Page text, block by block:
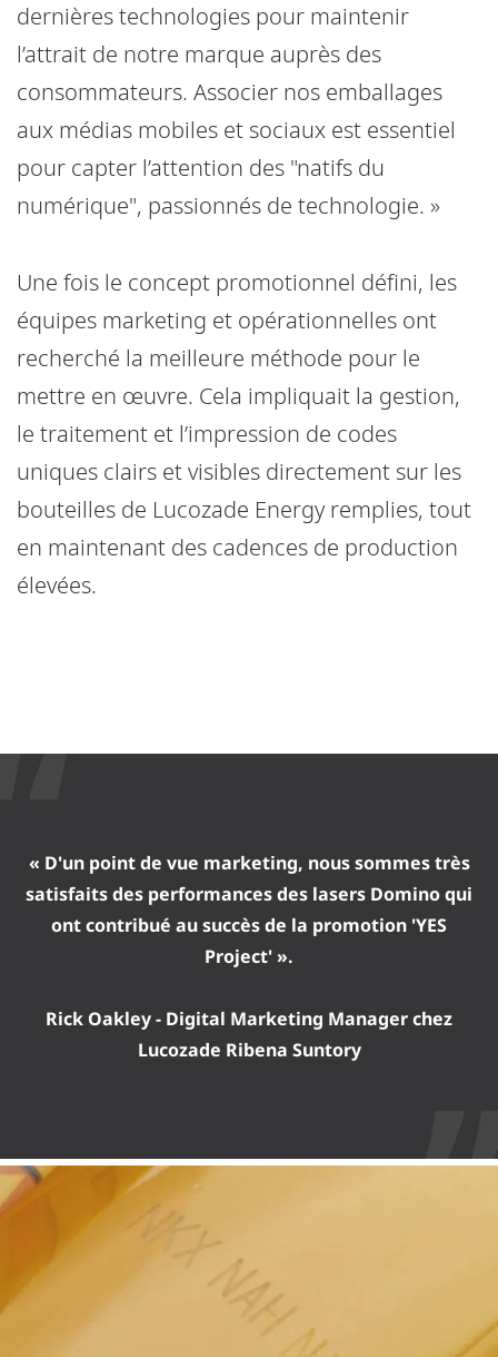
dernières technologies pour maintenir
l’attrait de notre marque auprès des
consommateurs. Associer nos emballages
aux médias mobiles et sociaux est essentiel
pour capter l’attention des "natifs du
numérique", passionnés de technologie. »
Une fois le concept promotionnel défini, les
équipes marketing et opérationnelles ont
recherché la meilleure méthode pour le
mettre en œuvre. Cela impliquait la gestion,
le traitement et l’impression de codes
uniques clairs et visibles directement sur les
bouteilles de Lucozade Energy remplies, tout
en maintenant des cadences de production
élevées.
« D'un point de vue marketing, nous sommes très
satisfaits des performances des lasers Domino qui
ont contribué au succès de la promotion 'YES
Project' ».
Rick Oakley - Digital Marketing Manager chez
Lucozade Ribena Suntory